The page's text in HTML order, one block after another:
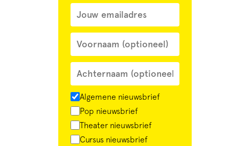
Algemene nieuwsbrief
Pop nieuwsbrief
Theater nieuwsbrief
Cursus nieuwsbrief